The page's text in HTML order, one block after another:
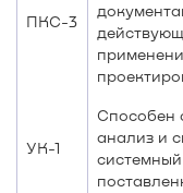
ПКС-3
УК-1
Способен
анализ и